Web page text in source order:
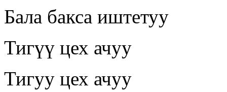
Бала бакса иштетуу
Тигүү цех ачуу
Тигуу цех ачуу